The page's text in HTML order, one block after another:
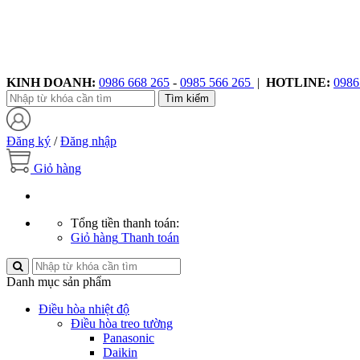
KINH DOANH: 0986 668 265 - 0985 566 265 | HOTLINE:
Tìm kiếm
Đăng ký /Đăng nhập
Giỏ hàng
Tổng tiền thanh toán:
Giỏ hàng Thanh toán
Danh mục sản phẩm
Điều hòa nhiệt độ
Điều hòa treo tường
Panasonic
Daikin